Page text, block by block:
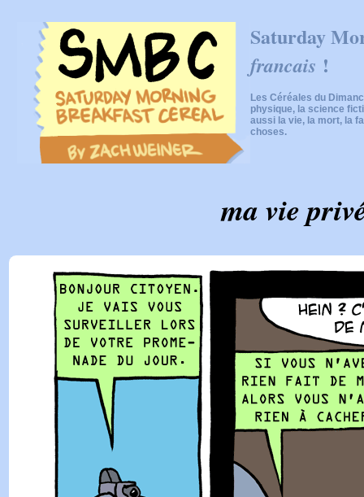
Saturday
francais !
Les Céréales du
physique, la science
aussi la vie, la mort, la
choses.
ma vie